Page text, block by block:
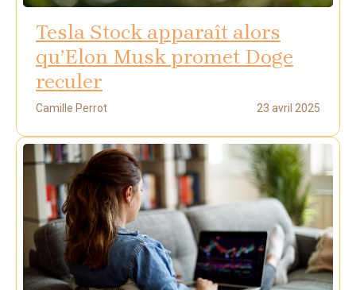
Tesla Stock apparaît alors
qu’Elon Musk promet Doge
reculer
Camille Perrot 23 avril 2025